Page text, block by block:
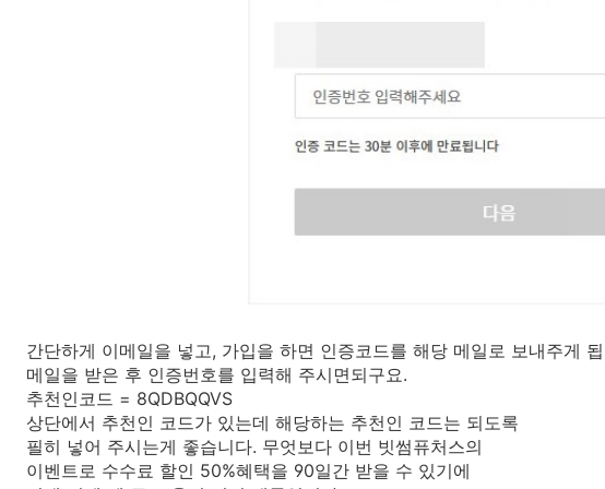
간단하게 이메일을 넣고, 가입을 하면 인증코드를 해당 메일로 보내주게
메일을 받은 후 인증번호를 입력해 주시면되구요.
추천인코드 = 8QDBQQVS
상단에서 추천인 코드가 있는데 해당하는 추천인 코드는 되도록
필히 넣어 주시는게 좋습니다. 무엇보다 이번 빗썸퓨처스의
이벤트로 수수료 할인 50%혜택을 90일간 받을 수 있기에